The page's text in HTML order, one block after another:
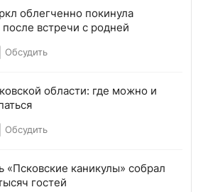
облегченно покинула
встречи с родней
Обсудить
области: где можно и
Обсудить
«Псковские каникулы» собрал
гостей